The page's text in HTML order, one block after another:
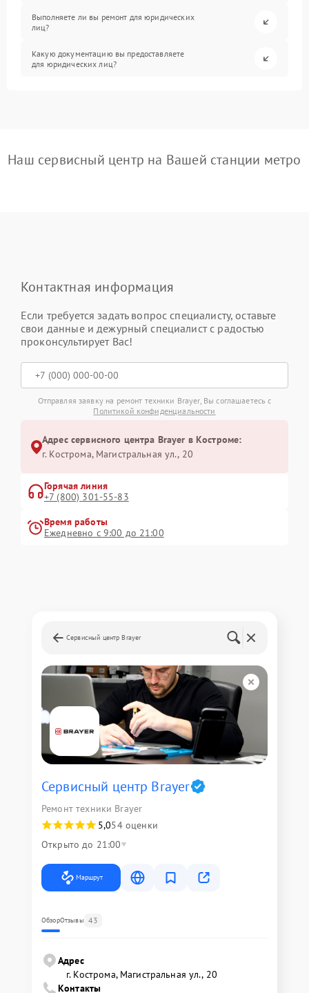
Выполняете ли вы ремонт для юридических
лиц?
Какую документацию вы предоставляете
для юридических лиц?
Наш сервисный центр на Вашей станции метро
Контактная информация
Если требуется задать вопрос специалисту, оставьте
свои данные и дежурный специалист с радостью
проконсультирует Вас!
Отправляя заявку на ремонт техники Brayer, Вы соглашаетесь с
Политикой конфиденциальности
Адрес сервисного центра Brayer в Костроме:
г. Кострома, Магистральная ул., 20
Горячая линия
+7 (800) 301-55-83
Время работы
Ежедневно с 9:00 до 21:00
Сервисный центр Brayer
Сервисный центр Brayer
Ремонт техники Brayer
5,054 оценки
Открыто до 21:00
Маршрут
ОбзорОтзывы 43
Адрес
г. Кострома, Магистральная ул., 20
Контакты